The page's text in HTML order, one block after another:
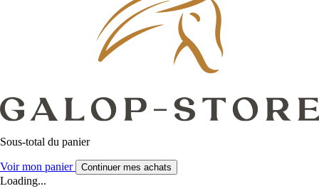
Sous-total du panier
Voir mon panier Continuer mes achats
Loading...